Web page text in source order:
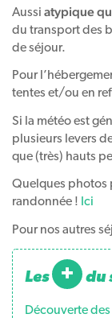
Aussi atypique
du transport des
de séjour.
Pour
tentes et/ou en
Si la météo est
plusieurs levers
que (très) hauts
Quelques photos
randonnée ! Ici
Pour nos autres
les + du
Découverte